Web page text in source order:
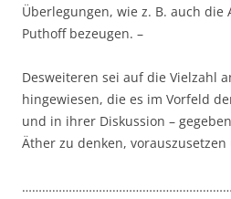
Überlegungen, wie z. B. auch
Puthoff bezeugen. –
Desweiteren sei auf die Vielzahl
hingewiesen, die es im Vorfeld
und in ihrer Diskussion –
Äther zu denken,